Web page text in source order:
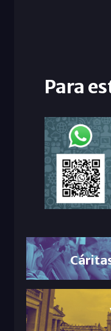
Para